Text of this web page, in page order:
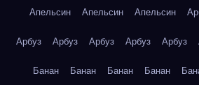
Апельсин Апельсин Апельсин
Арбуз Арбуз Арбуз Арбуз Арбуз
Банан Банан Банан Банан